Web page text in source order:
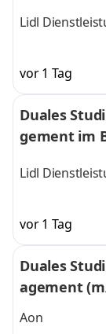
Lidl
vor 1 Tag
Duales
gement im
Lidl
vor 1 Tag
Duales
agement
Aon